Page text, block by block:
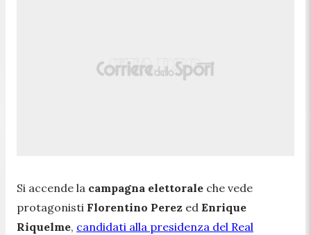
Si accende la campagna elettorale che vede
protagonisti Florentino Perez ed Enrique
Riquelme, candidati alla presidenza del Real